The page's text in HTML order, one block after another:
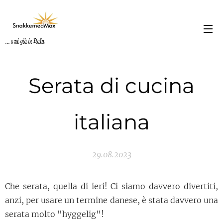
... e sei già in Italia
Serata di cucina
italiana
29.08.2023
Che serata, quella di ieri! Ci siamo davvero divertiti,
anzi, per usare un termine danese, è stata davvero una
serata molto "hyggelig"!